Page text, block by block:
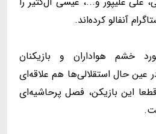
آنفالو کرده‌اند.
خشم هواداران و بازیکنان
عین حال استقلالی‌ها هم علاقه‌ای
این بازیکن، فصل پرحاشیه‌ای